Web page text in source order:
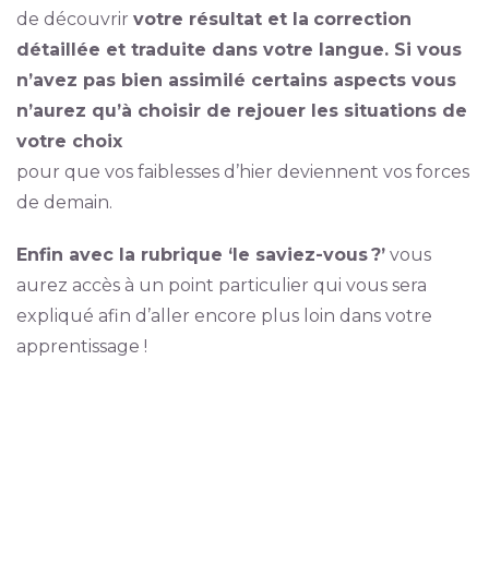
de découvrir votre résultat et la correction
détaillée et traduite dans votre langue. Si vous
n’avez pas bien assimilé certains aspects vous
n’aurez qu’à choisir de rejouer les situations de
votre choix
pour que vos faiblesses d’hier deviennent vos forces
de demain.
Enfin avec la rubrique ‘le saviez-vous ?’vous
aurez accès à un point particulier qui vous sera
expliqué afin d’aller encore plus loin dans votre
apprentissage !